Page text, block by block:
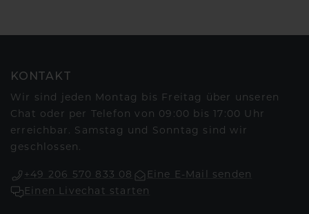
KONTAKT
Wir sind jeden Montag bis Freitag über unseren
Chat oder per Telefon von 09:00 bis 17:00 Uhr
erreichbar. Samstag und Sonntag sind wir
geschlossen.
+49 206 570 833 08
Eine E-Mail senden
Einen Livechat starten